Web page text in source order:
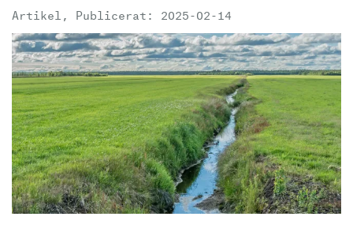
Artikel, Publicerat: 2025-02-14